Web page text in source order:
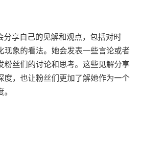
分享自己的见解和观点，包括对时
现象的看法。她会发表一些言论或者
粉丝们的讨论和思考。这些见解分享
度，也让粉丝们更加了解她作为一个